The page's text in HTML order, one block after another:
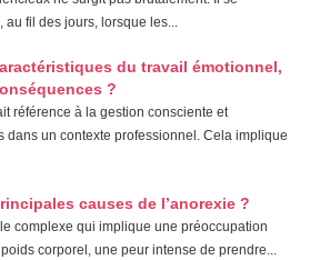
au fil des jours, lorsque les...
du travail émotionnel,
?
référence à la gestion consciente et
dans un contexte professionnel. Cela implique
causes de l’anorexie ?
complexe qui implique une préoccupation
corporel, une peur intense de prendre...